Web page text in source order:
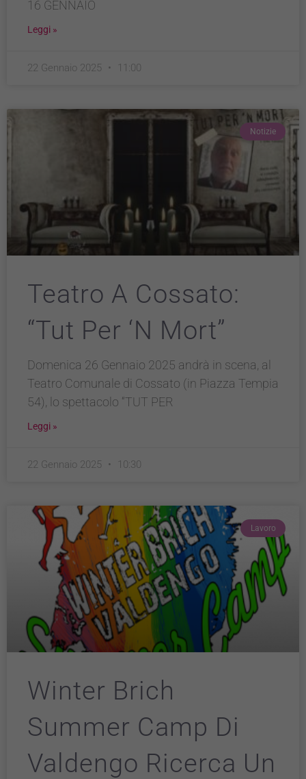
16 GENNAIO
Leggi »
22 Gennaio 2025 11:00
Notizie
Teatro A Cossato:
“Tut Per ‘n Mort”
Domenica 26 Gennaio 2025 andrà in scena, al
Teatro Comunale di Cossato (in Piazza Tempia
54), lo spettacolo “TUT PER
Leggi »
22 Gennaio 2025 10:30
Lavoro
Winter Brich
Summer Camp Di
Valdengo Ricerca Un